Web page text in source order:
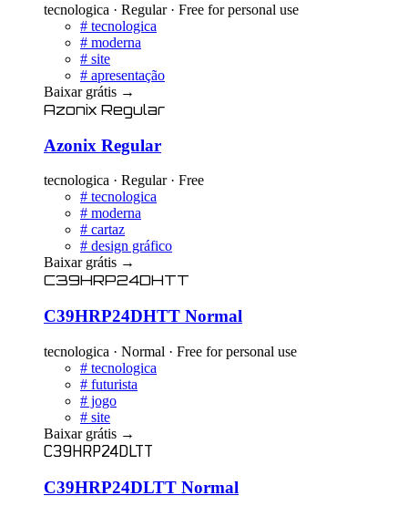
tecnologica · Regular · Free for personal use
# tecnologica
# moderna
# site
# apresentação
Baixar grátis →
Azonix Regular
Azonix Regular
tecnologica · Regular · Free
# tecnologica
# moderna
# cartaz
# design gráfico
Baixar grátis →
C39HRP24DHTT
C39HRP24DHTT Normal
tecnologica · Normal · Free for personal use
# tecnologica
# futurista
# jogo
# site
Baixar grátis →
C39HRP24DLTT
C39HRP24DLTT Normal